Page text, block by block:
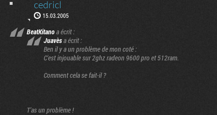
cedricl
15.03.2005
BeatKitanoa écrit :
Juavèsa écrit :
Ben il y a un problème de mon coté :
C'est injouable sur 2ghz radeon 9600 pro et 512ram.
Comment cela se fait-il ?
T'as un problème !